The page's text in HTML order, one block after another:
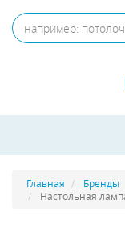
Главная
Бренды
Настольная